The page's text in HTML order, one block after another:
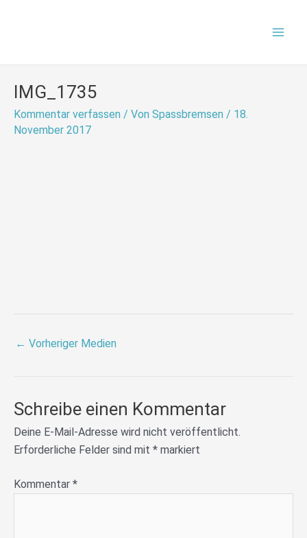
IMG_1735
Kommentar verfassen / Von Spassbremsen / 18.
November 2017
← Vorheriger Medien
Schreibe einen Kommentar
Deine E-Mail-Adresse wird nicht veröffentlicht.
Erforderliche Felder sind mit * markiert
Kommentar *